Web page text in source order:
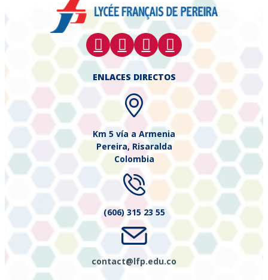
ENLACES DIRECTOS
Km 5 vía a Armenia
Pereira, Risaralda
Colombia
(606) 315 23 55
contact@lfp.edu.co